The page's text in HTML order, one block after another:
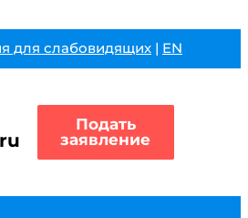
для слабовидящих | EN
Подать
заявление